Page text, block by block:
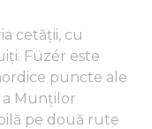
cetății, cu
Füzér este
puncte ale
a Munților
pe două rute